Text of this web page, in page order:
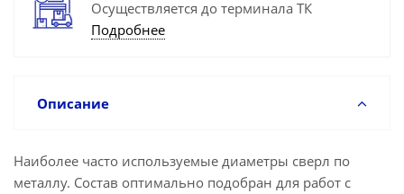
Осуществляется до терминала ТК
Подробнее
Описание
Наиболее часто используемые диаметры сверл по
металлу. Состав оптимально подобран для работ с